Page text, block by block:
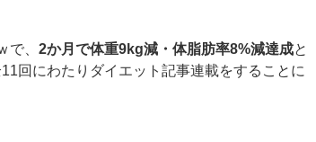
、 2か月で体重9kg減・体脂肪率8%減達成と
回にわたりダイエット記事連載をすることに